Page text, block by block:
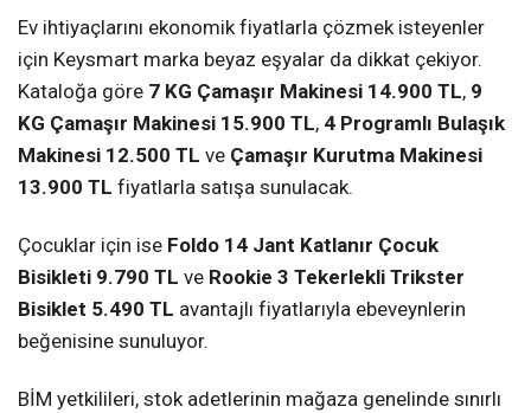
Ev ihtiyaçlarını ekonomik fiyatlarla çözmek isteyenler
için Keysmart marka beyaz eşyalar da dikkat çekiyor.
Kataloğa göre 7 KG Çamaşır Makinesi 14.900 TL, 9
KG Çamaşır Makinesi 15.900 TL, 4 Programlı Bulaşık
Makinesi 12.500 TL ve Çamaşır Kurutma Makinesi
13.900 TL fiyatlarla satışa sunulacak.
Çocuklar için ise Foldo 14 Jant Katlanır Çocuk
Bisikleti 9.790 TL ve Rookie 3 Tekerlekli Trikster
Bisiklet 5.490 TL avantajlı fiyatlarıyla ebeveynlerin
beğenisine sunuluyor.
BİM yetkilileri, stok adetlerinin mağaza genelinde sınırlı